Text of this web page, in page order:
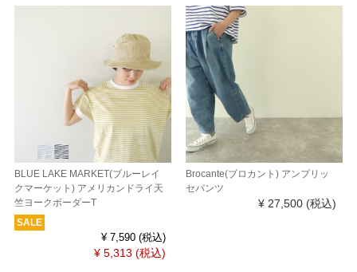
BLUE LAKE MARKET(ブルーレイ
クマーケット) アメリカンドライ天
竺ヨークボーダーT
SALE
¥ 7,590 (税込)
¥ 5,313 (税込)
Brocante(ブロカント) アンプリッ
セパンツ
¥ 27,500 (税込)